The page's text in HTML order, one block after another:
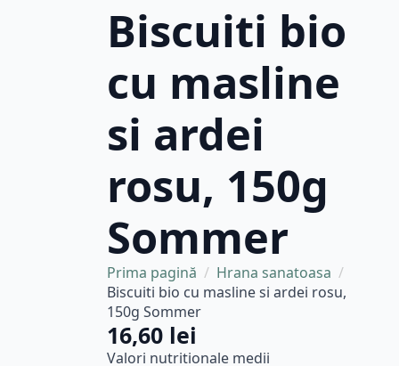
Biscuiti bio
cu masline
si ardei
rosu, 150g
Sommer
Prima pagină
Hrana sanatoasa
Biscuiti bio cu masline si ardei rosu,
150g Sommer
16,60 lei
Valori nutritionale medii